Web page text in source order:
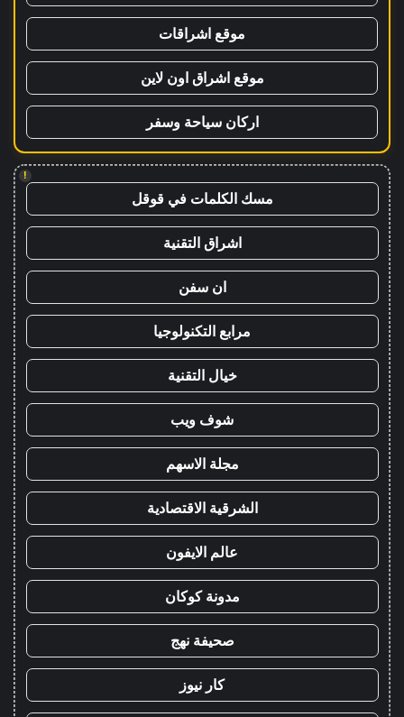
موقع اشراقات
موقع اشراق اون لاين
اركان سياحة وسفر
!
مسك الكلمات في قوقل
اشراق التقنية
ان سفن
مرابع التكنولوجيا
خيال التقنية
شوف ويب
مجلة الاسهم
الشرقية الاقتصادية
عالم الايفون
مدونة كوكان
صحيفة نهج
كار نيوز